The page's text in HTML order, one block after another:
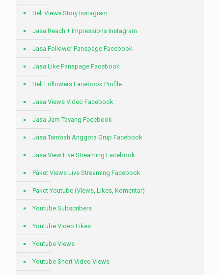
Beli Views Story Instagram
Jasa Reach + Impressions Instagram
Jasa Follower Fanspage Facebook
Jasa Like Fanspage Facebook
Beli Followers Facebook Profile
Jasa Views Video Facebook
Jasa Jam Tayang Facebook
Jasa Tambah Anggota Grup Facebook
Jasa View Live Streaming Facebook
Paket Views Live Streaming Facebook
Paket Youtube (Views, Likes, Komentar)
Youtube Subscribers
Youtube Video Likes
Youtube Views
Youtube Short Video Views